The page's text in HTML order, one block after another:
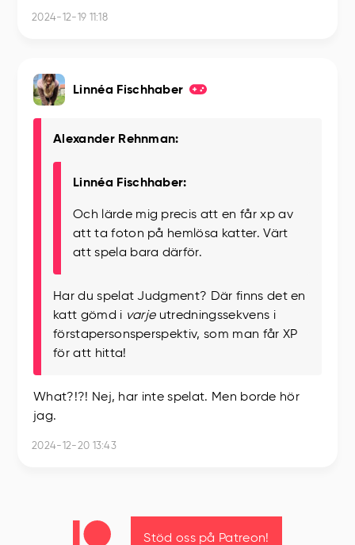
2024-12-19 11:18
Linnéa Fischhaber
Alexander Rehnman:
Linnéa Fischhaber:
Och lärde mig precis att en får xp av
att ta foton på hemlösa katter. Värt
att spela bara därför.
Har du spelat Judgment? Där finns det en
katt gömd i varjeutredningssekvens i
förstapersonsperspektiv, som man får XP
för att hitta!
What?!?! Nej, har inte spelat. Men borde hör
jag.
2024-12-20 13:43
Stöd oss på Patreon!